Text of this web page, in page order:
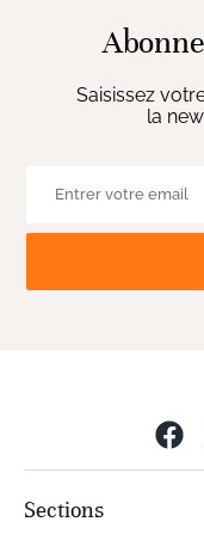
Saisissez
la
Sections